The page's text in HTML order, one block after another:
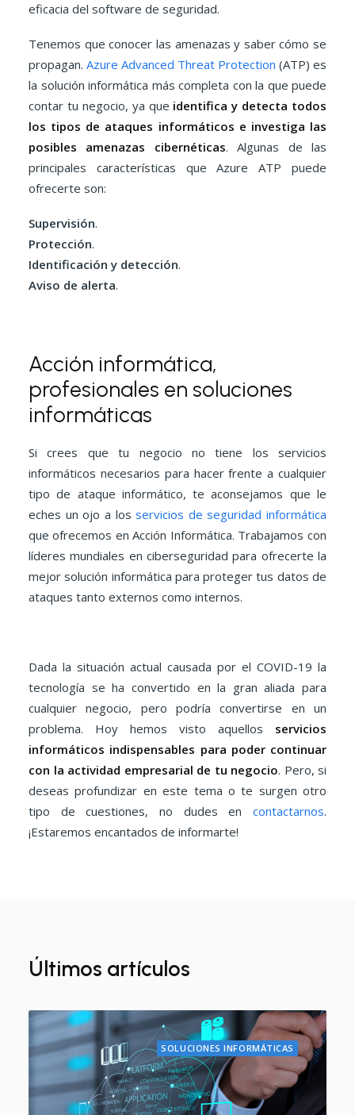
eficacia del software de seguridad.
Tenemos que conocer las amenazas y saber cómo se
propagan. Azure Advanced Threat Protection (ATP) es
la solución informática más completa con la que puede
contar tu negocio, ya que identifica y detecta todos
los tipos de ataques informáticos e investiga las
posibles amenazas cibernéticas. Algunas de las
principales características que Azure ATP puede
ofrecerte son:
Supervisión.
Protección.
Identificación y detección.
Aviso de alerta.
Acción informática,
profesionales en soluciones
informáticas
Si crees que tu negocio no tiene los servicios
informáticos necesarios para hacer frente a cualquier
tipo de ataque informático, te aconsejamos que le
eches un ojo a losservicios de seguridad informática
que ofrecemos en Acción Informática. Trabajamos con
líderes mundiales en ciberseguridad para ofrecerte la
mejor solución informática para proteger tus datos de
ataques tanto externos como internos.
Dada la situación actual causada por el COVID-19 la
tecnología se ha convertido en la gran aliada para
cualquier negocio, pero podría convertirse en un
problema. Hoy hemos visto aquellos servicios
informáticos indispensables para poder continuar
con la actividad empresarial de tu negocio. Pero, si
deseas profundizar en este tema o te surgen otro
tipo de cuestiones, no dudes en contactarnos.
¡Estaremos encantados de informarte!
Últimos artículos
SOLUCIONES INFORMÁTICAS